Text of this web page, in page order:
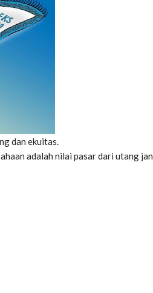
dan ekuitas.
adalah nilai pasar dari utang